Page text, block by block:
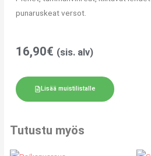
punaruskeat versot.
16,90€ (sis. alv)
Lisää muistilistalle
Tutustu myös